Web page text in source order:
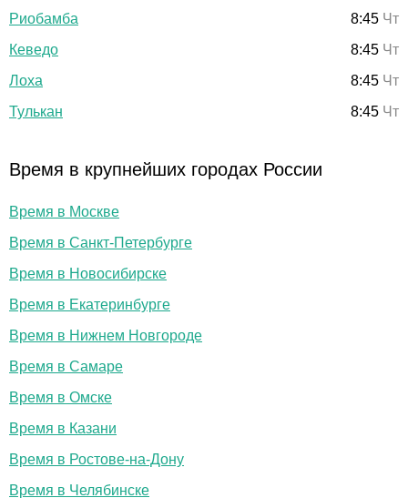
Риобамба
8:45 Чт
Кеведо
8:45 Чт
Лоха
8:45 Чт
Тулькан
8:45 Чт
Время в крупнейших городах России
Время в Москве
Время в Санкт-Петербурге
Время в Новосибирске
Время в Екатеринбурге
Время в Нижнем Новгороде
Время в Самаре
Время в Омске
Время в Казани
Время в Ростове-на-Дону
Время в Челябинске